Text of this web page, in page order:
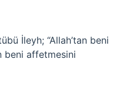
İleyh; “Allah’tan beni
beni affetmesini